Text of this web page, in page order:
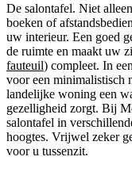
De salontafel. Niet
boeken of
uw interieur. Een goed
de ruimte en maakt uw
fauteuil) compleet. In
voor een minimalistisch
landelijke woning een
gezelligheid zorgt. Bij
salontafel in
hoogtes. Vrijwel zeker
voor u tussenzit.